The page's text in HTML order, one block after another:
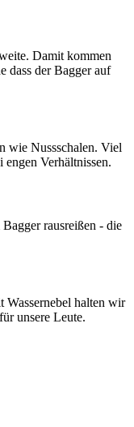
Damit kommen
dass der Bagger auf
wie Nussschalen. Viel
Verhältnissen.
rausreißen - die
halten wir
unsere Leute.